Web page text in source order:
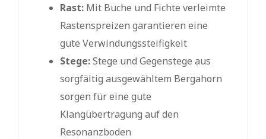
Rast: Mit Buche und Fichte verleimte
Rastenspreizen garantieren eine
gute Verwindungssteifigkeit
Stege:Stege und Gegenstege aus
sorgfältig ausgewähltem Bergahorn
sorgen für eine gute
Klangübertragung auf den
Resonanzboden